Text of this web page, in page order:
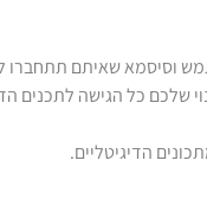
וסיסמא שאיתם תתחברו
כל הגישה לתכנים
הדיגיטליים.